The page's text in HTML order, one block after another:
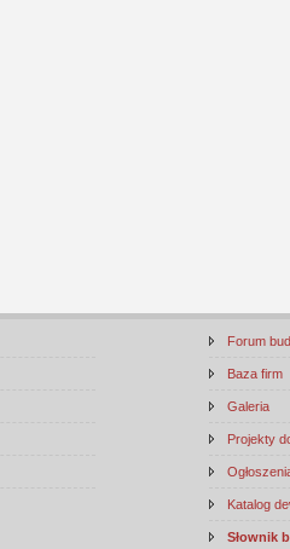
Forum
Baza firm
Galeria
Projekty
Katalog
Słownik